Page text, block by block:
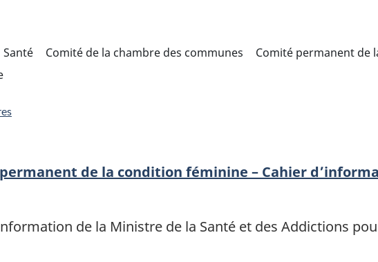
Santé Comité de la chambre des communes Comité permanent de
de la condition féminine – Cahier
de la Ministre de la Santé et des Addictions